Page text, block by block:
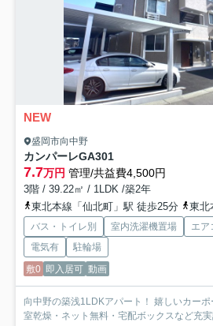
NEW
盛岡市向中野
カンパーレGA301
7.7万円 管理/共益費4,500円
3階 / 39.22㎡ / 1LDK /築2年
東北本線「仙北町」駅 徒歩25分
東北本線「
バス・トイレ別 室内洗濯機置場 エア
電気有
駐輪場
敷0 即入居可 動画
向中野の築浅1LDKアパート！ 嬉しいカーポート付です！ 追い焚き・浴
室乾燥・ネット無料・宅配ボックスなど充